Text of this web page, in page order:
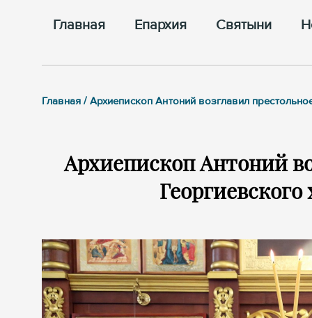
Главная Епархия Cвятыни
Главная / Архиепископ Антоний возглавил
Архиепископ Антоний